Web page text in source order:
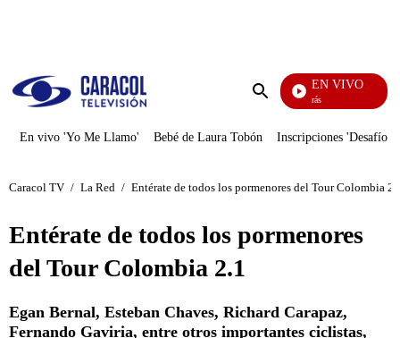
Enviar
EN VIVO
También Caerás
En vivo 'Yo Me Llamo' Bebé de Laura Tobón Inscripciones 'Desafío'
Caracol TV / La Red / Entérate de todos los pormenores del Tour Colombia
Entérate de todos los pormenores
del Tour Colombia 2.1
Egan Bernal, Esteban Chaves, Richard Carapaz,
Fernando Gaviria, entre otros importantes ciclistas,